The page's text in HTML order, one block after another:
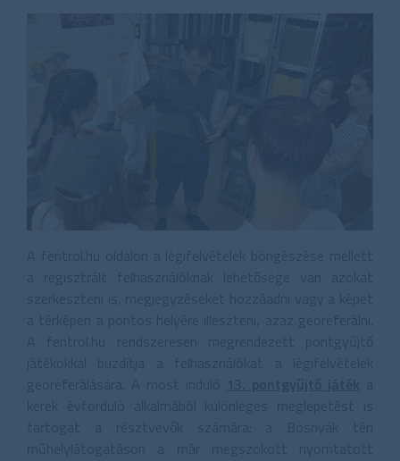
A fentrol.hu oldalon a légifelvételek böngészése mellett
a regisztrált felhasználóknak lehetősége van azokat
szerkeszteni is, megjegyzéseket hozzáadni vagy a képet
a térképen a pontos helyére illeszteni, azaz georeferálni.
A fentrol.hu rendszeresen megrendezett pontgyűjtő
játékokkal buzdítja a felhasználókat a légifelvételek
georeferálására. A most induló
13. pontgyűjtő játék a
kerek évforduló alkalmából különleges meglepetést is
tartogat a résztvevők számára: a Bosnyák téri
műhelylátogatáson a már megszokott nyomtatott